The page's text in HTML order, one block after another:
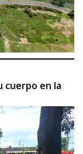
cuerpo en la